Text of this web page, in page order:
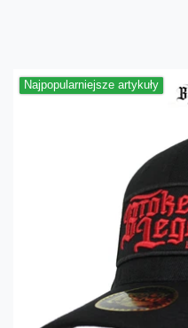
Najpopularniejsze artykuły